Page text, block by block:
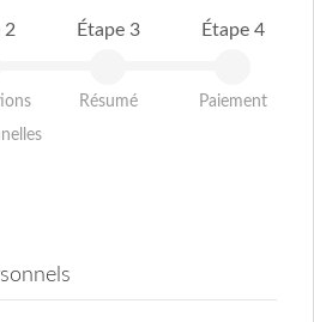
2 Étape 3
Résumé
Étape 4
Paiement